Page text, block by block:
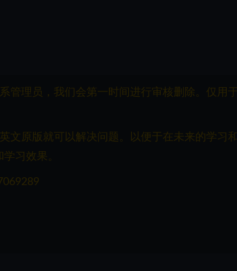
管理员，我们会第一时间进行审核删除。仅用
文原版就可以解决问题。以便于在未来的学习
习效果。